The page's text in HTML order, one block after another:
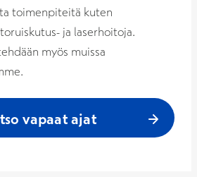
toimenpiteitä kuten
ja laserhoitoja.
myös muissa
vapaat ajat